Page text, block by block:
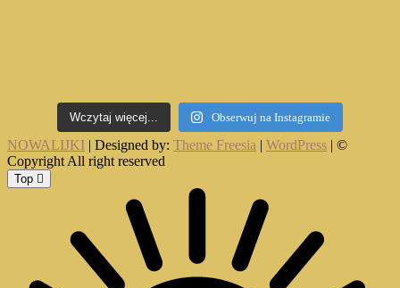
Wczytaj więcej... Obserwuj na Instagramie
NOWALIJKI | Designed by: Theme Freesia | WordPress | ©
Copyright All right reserved
Top